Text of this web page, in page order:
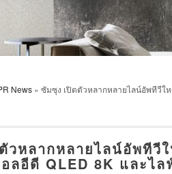
News » ซัมซุง เปิดตัวหลากหลายไลน์อัพทีวีใ
วหลากหลายไลน์อัพทีวี
ลอีดี QLED 8K และไ